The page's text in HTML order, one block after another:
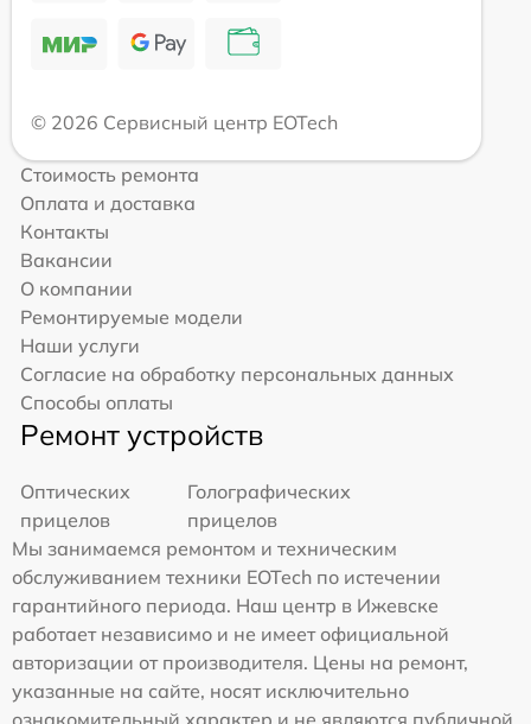
© 2026 Сервисный центр EOTech
Стоимость ремонта
Оплата и доставка
Контакты
Вакансии
О компании
Ремонтируемые модели
Наши услуги
Согласие на обработку персональных данных
Способы оплаты
Ремонт устройств
Оптических
прицелов
Голографических
прицелов
Мы занимаемся ремонтом и техническим
обслуживанием техники EOTech по истечении
гарантийного периода. Наш центр в Ижевске
работает независимо и не имеет официальной
авторизации от производителя. Цены на ремонт,
указанные на сайте, носят исключительно
ознакомительный характер и не являются публичной